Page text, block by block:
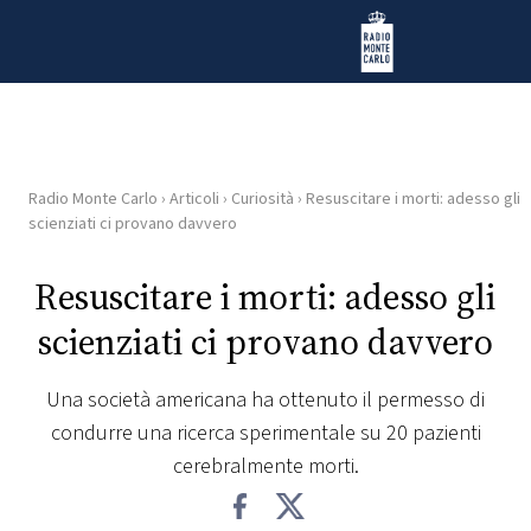
Radio Monte Carlo
HOME
RADIO
WEB
PLAYLIST
Radio Monte Carlo › Articoli › Curiosità › Resuscitare i morti: adesso gli
scienziati ci provano davvero
Resuscitare i morti: adesso gli
scienziati ci provano davvero
Una società americana ha ottenuto il permesso di
condurre una ricerca sperimentale su 20 pazienti
cerebralmente morti.